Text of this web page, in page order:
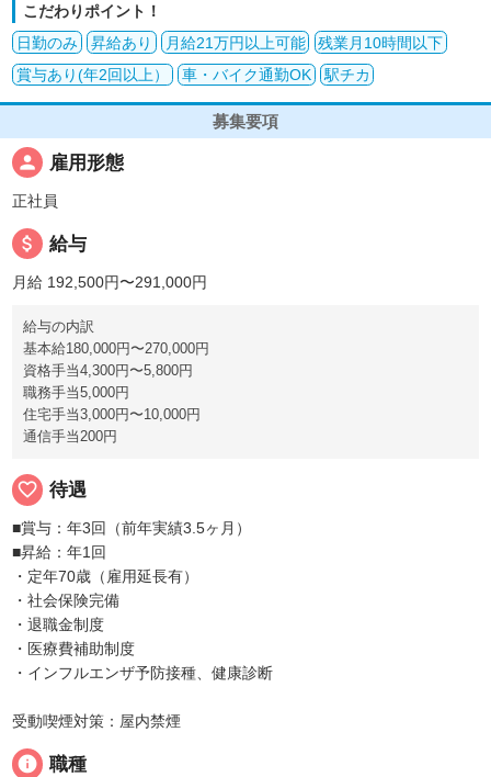
こだわりポイント！
日勤のみ
昇給あり 月給21万円以上可能
残業月10時間以下
賞与あり(年2回以上）
車・バイク通勤OK 駅チカ
募集要項
person 雇用形態
正社員
attach_money 給与
月給 192,500円〜291,000円
給与の内訳
基本給180,000円〜270,000円
資格手当4,300円〜5,800円
職務手当5,000円
住宅手当3,000円〜10,000円
通信手当200円
favorite_border 待遇
■賞与：年3回（前年実績3.5ヶ月）
■昇給：年1回
・定年70歳（雇用延長有）
・社会保険完備
・退職金制度
・医療費補助制度
・インフルエンザ予防接種、健康診断
受動喫煙対策：屋内禁煙
info 職種